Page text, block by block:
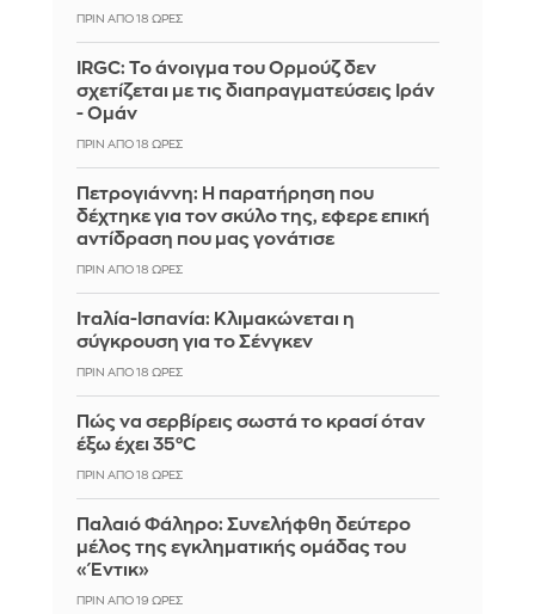
ΠΡΙΝ ΑΠΌ 18 ΏΡΕΣ
IRGC: Το άνοιγμα του Ορμούζ δεν
σχετίζεται με τις διαπραγματεύσεις Ιράν
- Ομάν
ΠΡΙΝ ΑΠΌ 18 ΏΡΕΣ
Πετρογιάννη: Η παρατήρηση που
δέχτηκε για τον σκύλο της, εφερε επική
αντίδραση που μας γονάτισε
ΠΡΙΝ ΑΠΌ 18 ΏΡΕΣ
Ιταλία-Ισπανία: Κλιμακώνεται η
σύγκρουση για το Σένγκεν
ΠΡΙΝ ΑΠΌ 18 ΏΡΕΣ
Πώς να σερβίρεις σωστά το κρασί όταν
έξω έχει 35°C
ΠΡΙΝ ΑΠΌ 18 ΏΡΕΣ
Παλαιό Φάληρο: Συνελήφθη δεύτερο
μέλος της εγκληματικής ομάδας του
«Έντικ»
ΠΡΙΝ ΑΠΌ 19 ΏΡΕΣ